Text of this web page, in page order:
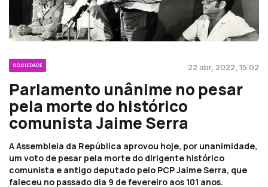
SOCIEDADE 22 abr, 2022, 15:02
Parlamento unânime no pesar
pela morte do histórico
comunista Jaime Serra
A Assembleia da República aprovou hoje, por unanimidade,
um voto de pesar pela morte do dirigente histórico
comunista e antigo deputado pelo PCP Jaime Serra, que
faleceu no passado dia 9 de fevereiro aos 101 anos.